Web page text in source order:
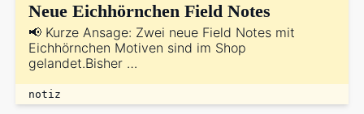
Neue Eichhörnchen Field Notes
📢 Kurze Ansage: Zwei neue Field Notes mit
Eichhörnchen Motiven sind im Shop
gelandet.Bisher …
notiz